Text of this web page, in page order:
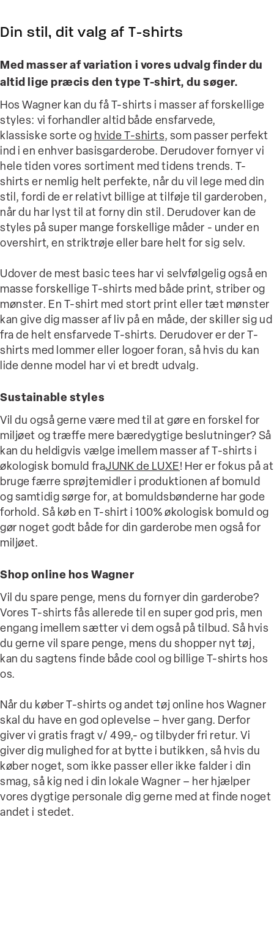
Din stil, dit valg af T-shirts
Med masser af variation i vores udvalg finder du
altid lige præcis den type T-shirt, du søger.
Hos Wagner kan du få T-shirts i masser af forskellige
styles: vi forhandler altid både ensfarvede,
klassiske sorte og hvide T-shirts, som passer perfekt
ind i en enhver basisgarderobe. Derudover fornyer vi
hele tiden vores sortiment med tidens trends. T-
shirts er nemlig helt perfekte, når du vil lege med din
stil, fordi de er relativt billige at tilføje til garderoben,
når du har lyst til at forny din stil. Derudover kan de
styles på super mange forskellige måder - under en
overshirt, en striktrøje eller bare helt for sig selv.
Udover de mest basic tees har vi selvfølgelig også en
masse forskellige T-shirts med både print, striber og
mønster. En T-shirt med stort print eller tæt mønster
kan give dig masser af liv på en måde, der skiller sig ud
fra de helt ensfarvede T-shirts. Derudover er der T-
shirts med lommer eller logoer foran, så hvis du kan
lide denne model har vi et bredt udvalg.
Sustainable styles
Vil du også gerne være med til at gøre en forskel for
miljøet og træffe mere bæredygtige beslutninger? Så
kan du heldigvis vælge imellem masser af T-shirts i
økologisk bomuld fraJUNK de LUXE! Her er fokus på at
bruge færre sprøjtemidler i produktionen af bomuld
og samtidig sørge for, at bomuldsbønderne har gode
forhold. Så køb en T-shirt i 100% økologisk bomuld og
gør noget godt både for din garderobe men også for
miljøet.
Shop online hos Wagner
Vil du spare penge, mens du fornyer din garderobe?
Vores T-shirts fås allerede til en super god pris, men
engang imellem sætter vi dem også på tilbud. Så hvis
du gerne vil spare penge, mens du shopper nyt tøj,
kan du sagtens finde både cool og billige T-shirts hos
os.
Når du køber T-shirts og andet tøj online hos Wagner
skal du have en god oplevelse – hver gang. Derfor
giver vi gratis fragt v/ 499,- og tilbyder fri retur. Vi
giver dig mulighed for at bytte i butikken, så hvis du
køber noget, som ikke passer eller ikke falder i din
smag, så kig ned i din lokale Wagner – her hjælper
vores dygtige personale dig gerne med at finde noget
andet i stedet.